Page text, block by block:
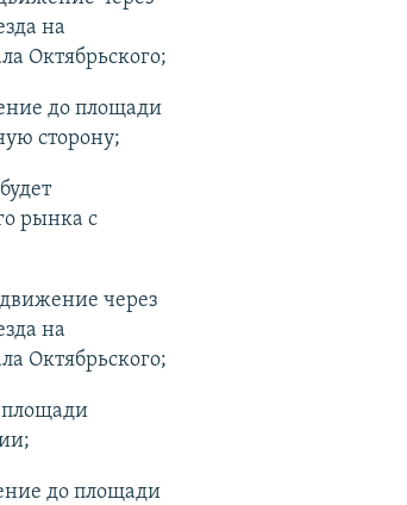
на
Октябрьского;
до площади
сторону;
рынка с
через
на
Октябрьского;
площади
до площади